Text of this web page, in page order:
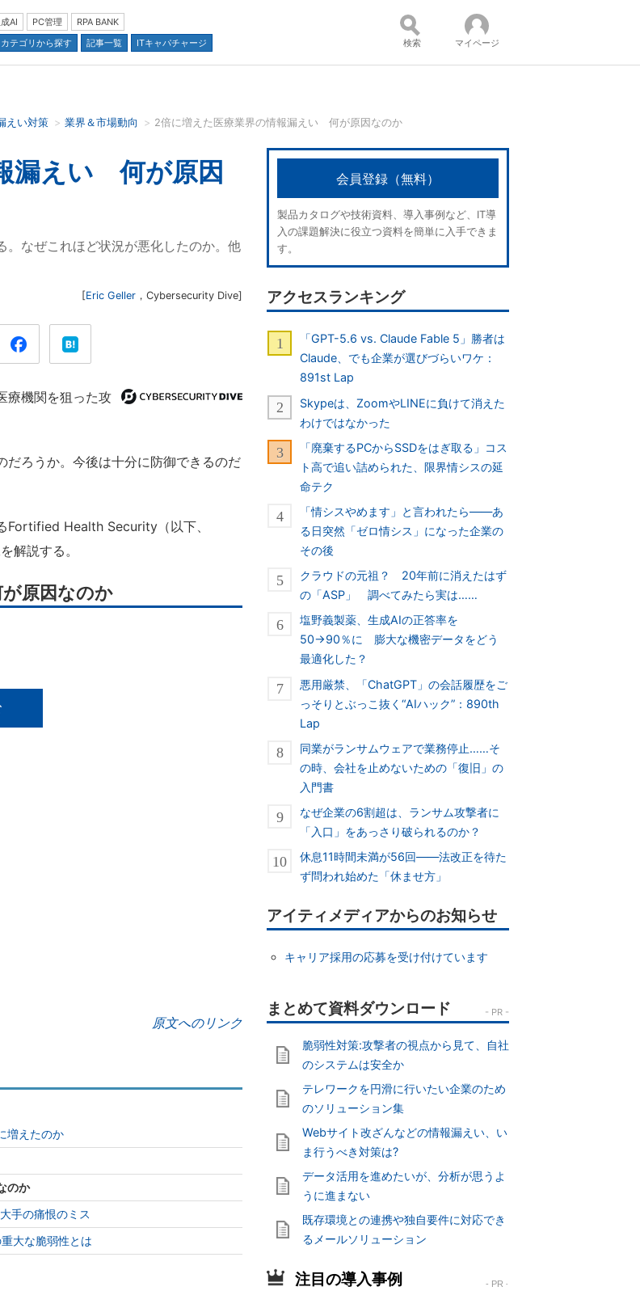
AI PC管理
RPA BANK
カテゴリから探す 記事一覧 ITキャパチャージ
コンテンツ：
並び順：
検索 マイページ
えい対策 業界＆市場動向 2倍に増えた医療業界の情報漏えい 何が原因なのか
漏えい 何が原因
。なぜこれほど状況が悪化したのか。他
[Eric Geller ， Cybersecurity Dive]
療機関を狙った攻
ろうか。今後は十分に防御できるのだ
Fortified Health Security（以下、
解説する。
原因なのか
原文へのリンク
増えたのか
のか
手の痛恨のミス
大な脆弱性とは
会員登録（無料）
製品カタログや技術資料、導入事例など、IT導
入の課題解決に役立つ資料を簡単に入手できま
す。
アクセスランキング
「GPT-5.6 vs. Claude Fable 5」勝者は
Claude、でも企業が選びづらいワケ：
891st Lap
Skypeは、ZoomやLINEに負けて消えた
わけではなかった
「廃棄するPCからSSDをはぎ取る」コス
ト高で追い詰められた、限界情シスの延
命テク
「情シスやめます」と言われたら――あ
る日突然「ゼロ情シス」になった企業の
その後
クラウドの元祖？ 20年前に消えたはず
の「ASP」 調べてみたら実は……
塩野義製薬、生成AIの正答率を
50→90％に 膨大な機密データをどう
最適化した？
悪用厳禁、「ChatGPT」の会話履歴をご
っそりとぶっこ抜く“AIハック”：890th
Lap
同業がランサムウェアで業務停止……そ
の時、会社を止めないための「復旧」の
入門書
なぜ企業の6割超は、ランサム攻撃者に
「入口」をあっさり破られるのか？
休息11時間未満が56回――法改正を待た
ず問われ始めた「休ませ方」
アイティメディアからのお知らせ
キャリア採用の応募を受け付けています
脆弱性対策:攻撃者の視点から見て、自社
のシステムは安全か
テレワークを円滑に行いたい企業のため
のソリューション集
Webサイト改ざんなどの情報漏えい、い
ま行うべき対策は?
データ活用を進めたいが、分析が思うよ
うに進まない
既存環境との連携や独自要件に対応でき
るメールソリューション